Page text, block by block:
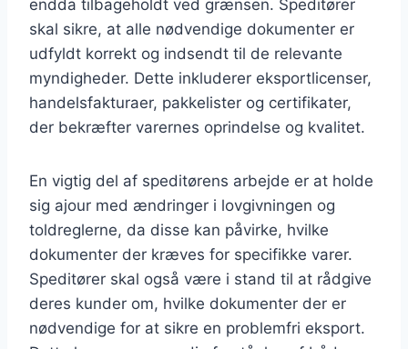
endda tilbageholdt ved grænsen. Speditører
skal sikre, at alle nødvendige dokumenter er
udfyldt korrekt og indsendt til de relevante
myndigheder. Dette inkluderer eksportlicenser,
handelsfakturaer, pakkelister og certifikater,
der bekræfter varernes oprindelse og kvalitet.
En vigtig del af speditørens arbejde er at holde
sig ajour med ændringer i lovgivningen og
toldreglerne, da disse kan påvirke, hvilke
dokumenter der kræves for specifikke varer.
Speditører skal også være i stand til at rådgive
deres kunder om, hvilke dokumenter der er
nødvendige for at sikre en problemfri eksport.